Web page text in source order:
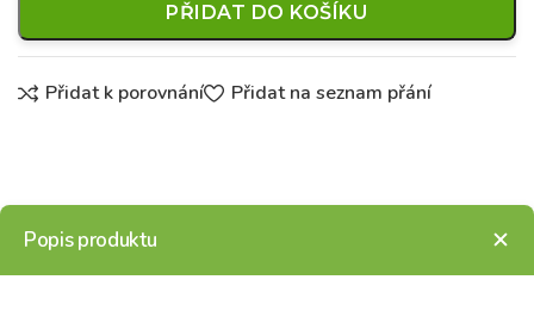
PŘIDAT DO KOŠÍKU
Přidat k porovnání Přidat na seznam přání
Popis produktu